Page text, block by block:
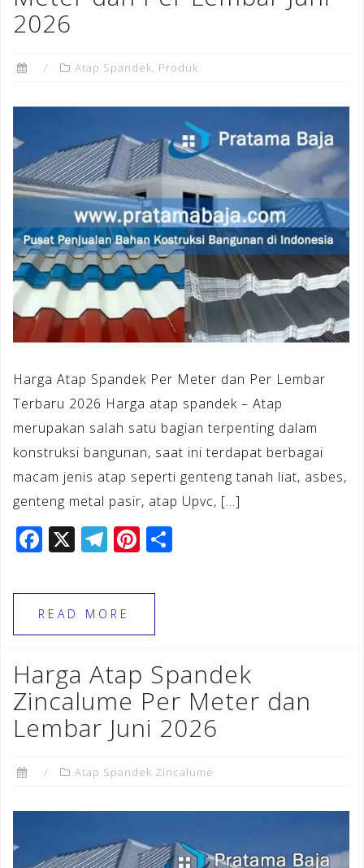
k
2026
Atap Spandek, Produk
Harga Atap Spandek Per Meter dan Per Lembar
Terbaru 2026 Harga atap spandek – Atap
merupakan salah satu bagian terpenting dalam
konstruksi bangunan, saat ini terdapat berbagai
macam jenis atap seperti genteng tanah liat, asbes,
genteng metal pasir, atap Upvc, […]
F
c
e
b
o
o
k
X T
e
gr
a
m
Pi
te
e
st
READ MORE
Harga Atap Spandek
Zincalume Per Meter dan
Lembar Juni 2026
Atap Spandek Zincalume